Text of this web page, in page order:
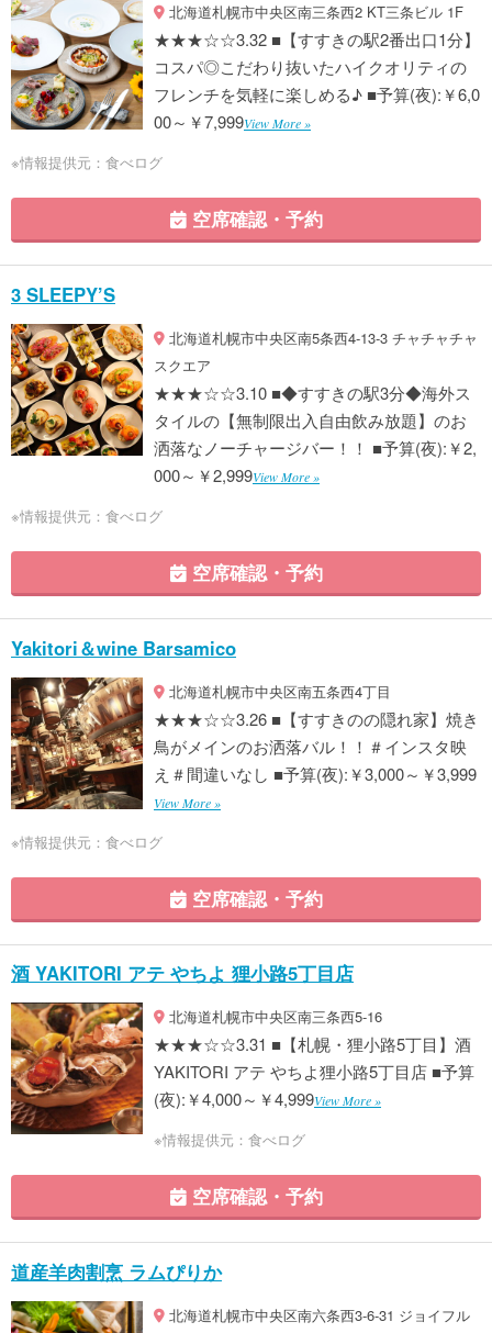
北海道札幌市中央区南三条西2 KT三条ビル 1F
★★★☆☆3.32 ■【すすきの駅2番出口1分】
コスパ◎こだわり抜いたハイクオリティの
フレンチを気軽に楽しめる♪ ■予算(夜):￥6,0
00～￥7,999View More »
※情報提供元：食べログ
空席確認・予約
3 SLEEPY’S
北海道札幌市中央区南5条西4-13-3 チャチャチャ
スクエア
★★★☆☆3.10 ■◆すすきの駅3分◆海外ス
タイルの【無制限出入自由飲み放題】のお
洒落なノーチャージバー！！ ■予算(夜):￥2,
000～￥2,999View More »
※情報提供元：食べログ
空席確認・予約
Yakitori＆wine Barsamico
北海道札幌市中央区南五条西4丁目
★★★☆☆3.26 ■【すすきのの隠れ家】焼き
鳥がメインのお洒落バル！！＃インスタ映
え＃間違いなし ■予算(夜):￥3,000～￥3,999
View More »
※情報提供元：食べログ
空席確認・予約
酒 YAKITORI アテ やちよ 狸小路5丁目店
北海道札幌市中央区南三条西5-16
★★★☆☆3.31 ■【札幌・狸小路5丁目】酒
YAKITORI アテ やちよ狸小路5丁目店 ■予算
(夜):￥4,000～￥4,999View More »
※情報提供元：食べログ
空席確認・予約
道産羊肉割烹 ラムぴりか
北海道札幌市中央区南六条西3-6-31 ジョイフル